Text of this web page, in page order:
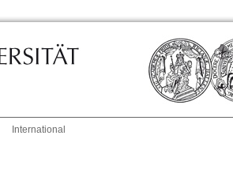
International